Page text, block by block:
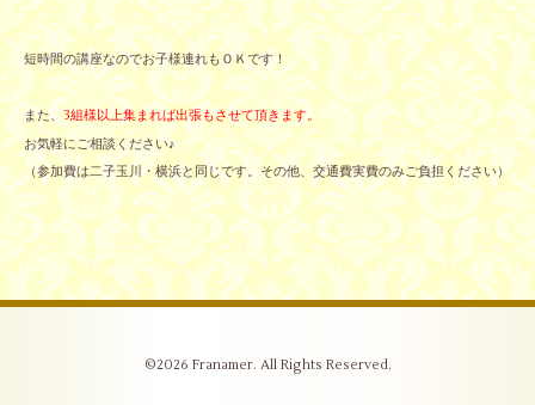
短時間の講座なのでお子様連れもＯＫです！
また、3組様以上集まれば出張もさせて頂きます。
お気軽にご相談ください♪
（参加費は二子玉川・横浜と同じです。その他、交通費実費のみご負担ください）
©2026 Franamer. All Rights Reserved.